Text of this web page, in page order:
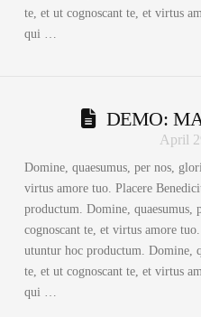
te, et ut cognoscant te, et virtus
qui …
DEMO:
April
Domine, quaesumus, per nos,
virtus amore tuo. Placere
productum. Domine, quaesumus,
cognoscant te, et virtus amore
utuntur hoc productum. Domine,
te, et ut cognoscant te, et virtus
qui …